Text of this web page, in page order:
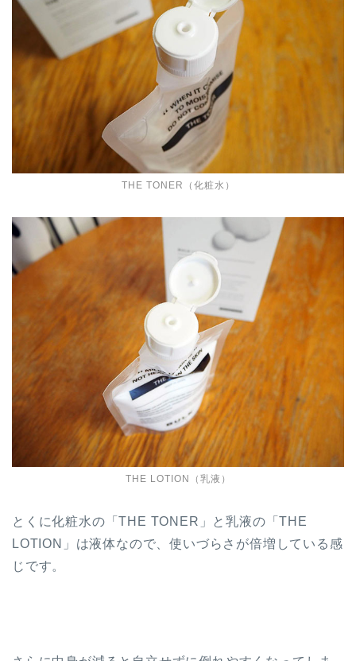
THE TONER（化粧水）
THE LOTION（乳液）
とくに化粧水の「THE TONER」と乳液の「THE
LOTION」は液体なので、使いづらさが倍増している感
じです。